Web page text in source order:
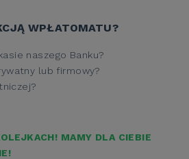
WPŁATOMATU?
naszego Banku?
lub firmowy?
MAMY DLA CIEBIE